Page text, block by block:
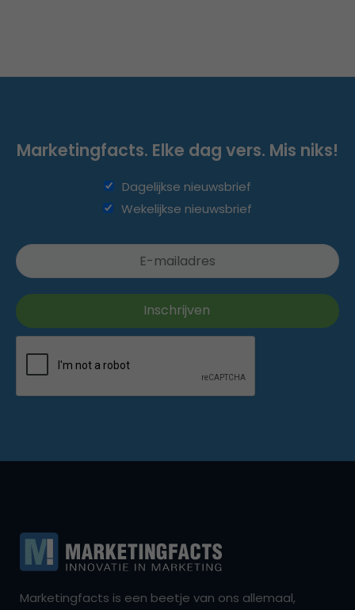
Marketingfacts. Elke dag vers. Mis niks!
Dagelijkse nieuwsbrief
Wekelijkse nieuwsbrief
Marketingfacts is een beetje van ons allemaal,